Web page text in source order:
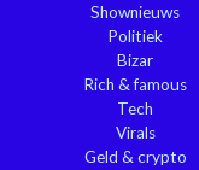
Shownieuws
Politiek
Bizar
Rich & famous
Tech
Virals
Geld & crypto